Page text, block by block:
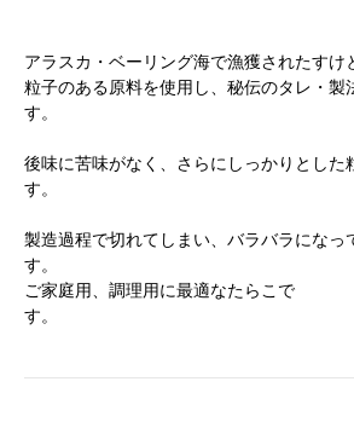
アラスカ・ベーリング海で漁獲されたすけ
粒子のある原料を使用し、秘伝のタレ・製
す。
後味に苦味がなく、さらにしっかりとした
す。
製造過程で切れてしまい、バラバラになっ
す。
ご家庭用、調理用に最適なたらこで